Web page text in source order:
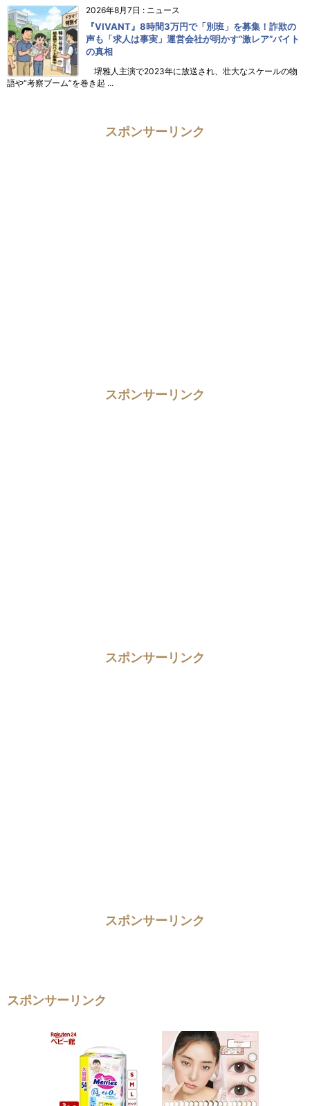
2026年8月7日 : ニュース
『VIVANT』8時間3万円で「別班」を募集！詐欺の
声も「求人は事実」運営会社が明かす“激レア”バイト
の真相
堺雅人主演で2023年に放送され、壮大なスケールの物
語や“考察ブーム”を巻き起 ...
スポンサーリンク
スポンサーリンク
スポンサーリンク
スポンサーリンク
スポンサーリンク